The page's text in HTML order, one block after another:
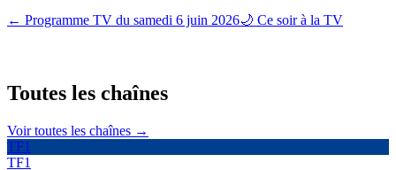
← Programme TV du samedi 6 juin 2026🌙 Ce soir à la TV
Toutes les chaînes
Voir toutes les chaînes →
TF1
TF1